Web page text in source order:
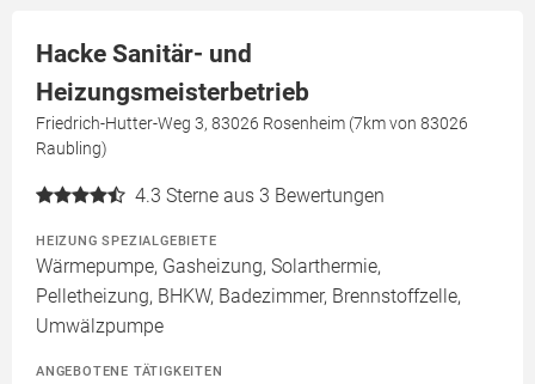
Hacke Sanitär- und
Heizungsmeisterbetrieb
Friedrich-Hutter-Weg 3, 83026 Rosenheim (7km von 83026
Raubling)
4.3 Sterne aus 3 Bewertungen
HEIZUNG SPEZIALGEBIETE
Wärmepumpe, Gasheizung, Solarthermie,
Pelletheizung, BHKW, Badezimmer, Brennstoffzelle,
Umwälzpumpe
ANGEBOTENE TÄTIGKEITEN